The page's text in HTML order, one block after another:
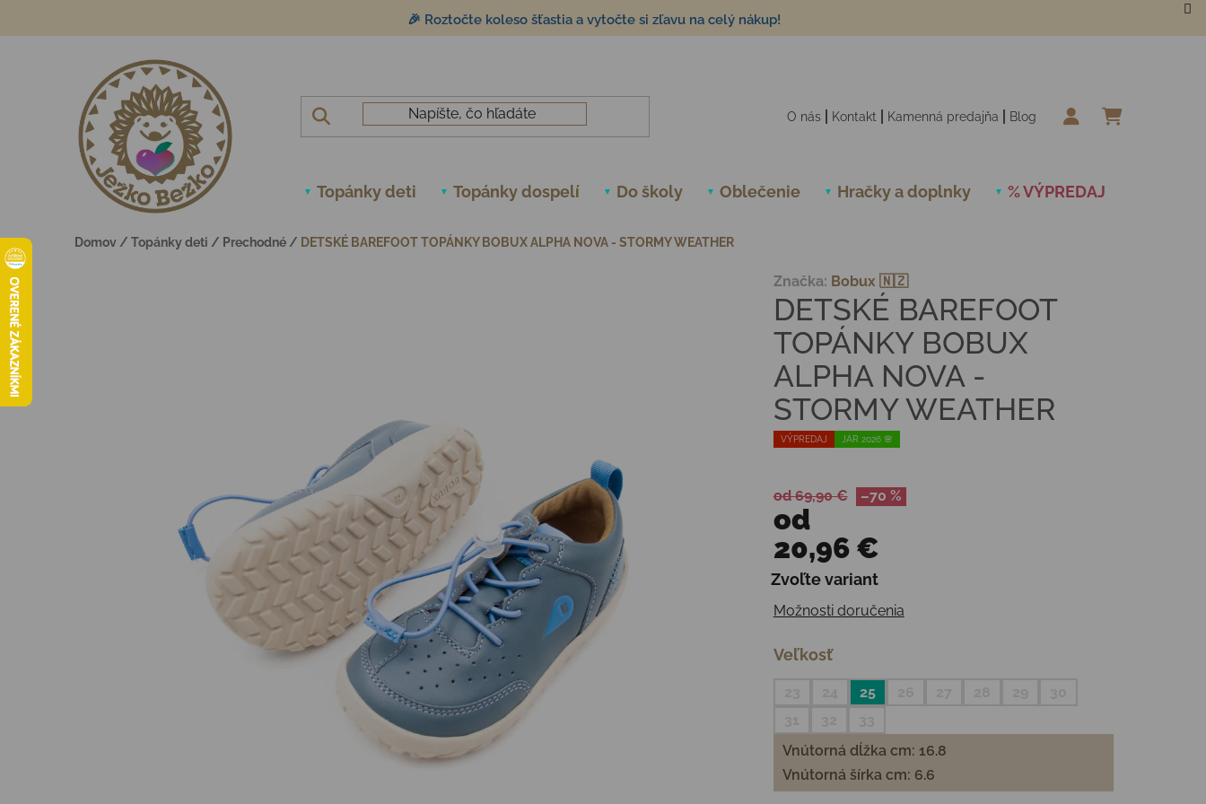
🎉 Roztočte koleso šťastia a vytočte si zľavu na celý nákup!
O nás Kontakt Kamenná predajňa Blog
Topánky deti Topánky dospelí Do školy Oblečenie Hračky a doplnky % VÝPREDAJ
Domov / Topánky deti / Prechodné / DETSKÉ BAREFOOT TOPÁNKY BOBUX ALPHA NOVA - STORMY WEATHER
VÝPREDAJ JAR 2026 🌸
DETSKÉ BAREFOOT
TOPÁNKY BOBUX
ALPHA NOVA -
STORMY WEATHER
Značka: Bobux 🇳🇿
od 69,90 € –70 %
od
20,96 €
Jednotková cena:
Zvoľte variant
Možnosti doručenia
Veľkosť
25
Vnútorná dĺžka cm: 16.8
Vnútorná šírka cm: 6.6